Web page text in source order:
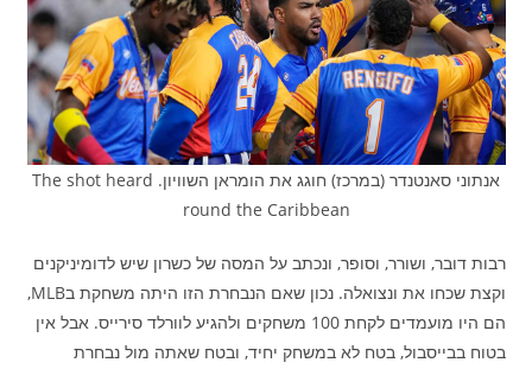
אנתוני סאנטנדר (במרכז) חוגג את הומראן השוויון. The shot heard
round the Caribbean
רבות דובר, ושורר, וסופר, ונכתב על המסה של כשרון שיש לדומיניקנים
וקצת שכחו את ונצואלה. נכון שאם הנבחרת הזו היתה משחקת בMLB,
הם היו מועמדים לקחת 100 משחקים ולהגיע לוורלד סירייס. אבל אין
בטוח בבייסבול, בטח לא במשחק יחיד, ובטח שאתה מול נבחרת